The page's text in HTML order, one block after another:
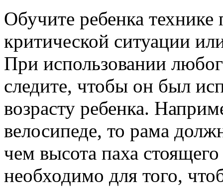
Обучите ребенка технике
критической ситуации
При использовании
следите, чтобы он был
возрасту ребенка.
велосипеде, то рама
чем высота паха
необходимо для того,